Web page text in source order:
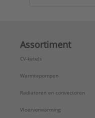
Assortiment
CV-ketels
Warmtepompen
Radiatoren en convectoren
Vloerverwarming